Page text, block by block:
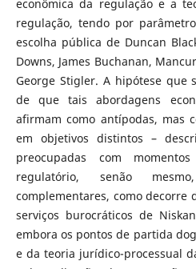
econômica da regulação e a
regulação, tendo por
escolha pública de Duncan
Downs, James Buchanan,
George Stigler. A hipótese que
de que tais abordagens
afirmam como antípodas, mas
em objetivos distintos –
preocupadas com
regulatório, senão
complementares, como decorre
serviços burocráticos de
embora os pontos de partida
e da teoria jurídico-processual